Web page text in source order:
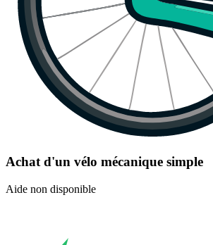
Achat d'un vélo mécanique simple
Aide non disponible